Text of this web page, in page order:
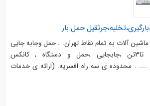
حمل بار
آلات به تمام نقاط تهران. . حمل وجابه جایی
با جرثقیل 3 تن. . تا3تن ،جابجایی ،حمل و دستگاه , کانکس
و .... . محدوده ی سه راه افسریه. (ارائه ی خدمات